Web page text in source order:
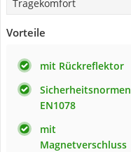
Tragekomfort
Vorteile
mit Rückreflektor
Sicherheitsnormen
EN1078
mit
Magnetverschluss